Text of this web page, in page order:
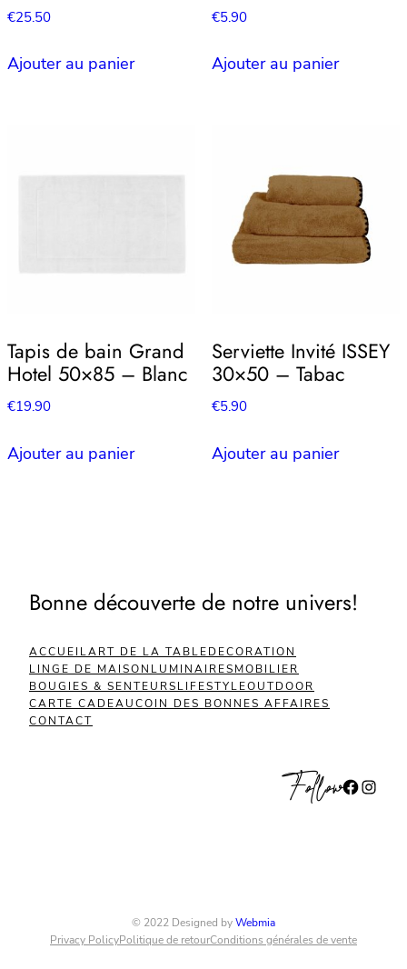
€25.50
Ajouter au panier
€5.90
Ajouter au panier
Tapis de bain Grand
Hotel 50×85 – Blanc
€19.90
Ajouter au panier
Serviette Invité ISSEY
30×50 – Tabac
€5.90
Ajouter au panier
Bonne découverte de notre univers!
ACCUEILART DE LA TABLEDECORATION
LINGE DE MAISON LUMINAIRESMOBILIER
BOUGIES & SENTEURSLIFESTYLEOUTDOOR
CARTE CADEAUCOIN DES BONNES AFFAIRES
CONTACT
FollowFacebook Instagram
© 2022 Designed byWebmia
Privacy PolicyPolitique de retourConditions générales de vente